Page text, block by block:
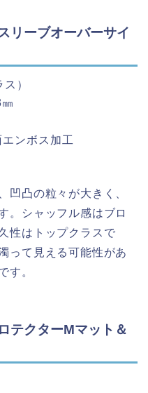
リーブオーバーサイ
）
ンボス加工
凹凸の粒々が大きく、
。シャッフル感はブロ
性はトップクラスで
って見える可能性があ
す。
テクターMマット＆